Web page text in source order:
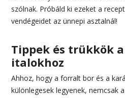
szólnak. Próbáld ki ezeket a
vendégeidet az ünnepi asztalnál!
Tippek és trükkök
italokhoz
Ahhoz, hogy a forralt bor és a
különlegesek legyenek, nemcsak